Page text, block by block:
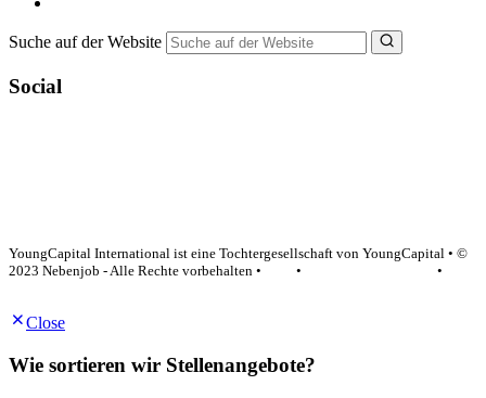
Suche auf der Website
Social
YoungCapital International ist eine Tochtergesellschaft von YoungCapital • ©
2023 Nebenjob - Alle Rechte vorbehalten •
•
•
Close
Wie sortieren wir Stellenangebote?